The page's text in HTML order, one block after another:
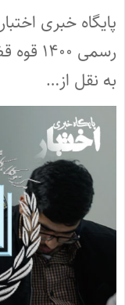
پایگاه خبری
رسمی
به نقل از…